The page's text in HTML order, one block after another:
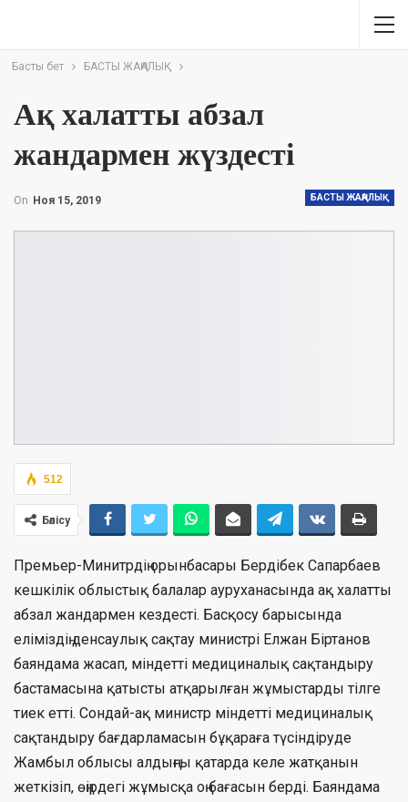
Басты бет БАСТЫ ЖАҢАЛЫҚ
Ақ халатты абзал
жандармен жүздесті
БАСТЫ ЖАҢАЛЫҚ
On Ноя 15, 2019
512
Бөлісу
Премьер-Минитрдің орынбасары Бердібек Сапарбаев
кешкілік облыстық балалар ауруханасында ақ халатты
абзал жандармен кездесті. Басқосу барысында
еліміздің денсаулық сақтау министрі Елжан Біртанов
баяндама жасап, міндетті медициналық сақтандыру
бастамасына қатысты атқарылған жұмыстарды тілге
тиек етті. Сондай-ақ министр міндетті медициналық
сақтандыру бағдарламасын бұқараға түсіндіруде
Жамбыл облысы алдыңғы қатарда келе жатқанын
жеткізіп, өңірдегі жұмысқа оң бағасын берді. Баяндама